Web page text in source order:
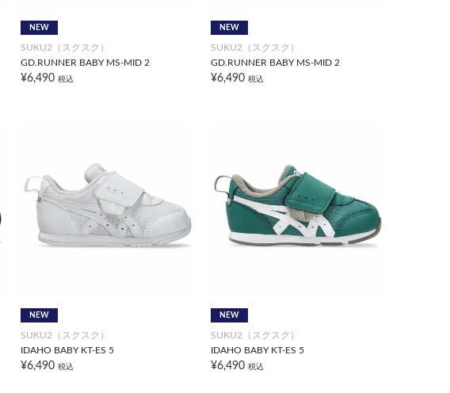
NEW
SUKU2（スクスク）
GD.RUNNER BABY MS-MID 2
¥6,490 税込
NEW
SUKU2（スクスク）
GD.RUNNER BABY MS-MID 2
¥6,490 税込
NEW
SUKU2（スクスク）
IDAHO BABY KT-ES 5
¥6,490 税込
NEW
SUKU2（スクスク）
IDAHO BABY KT-ES 5
¥6,490 税込